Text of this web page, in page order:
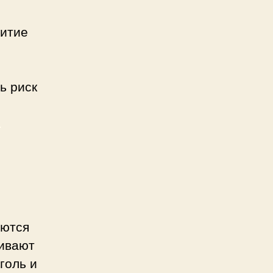
риск
и